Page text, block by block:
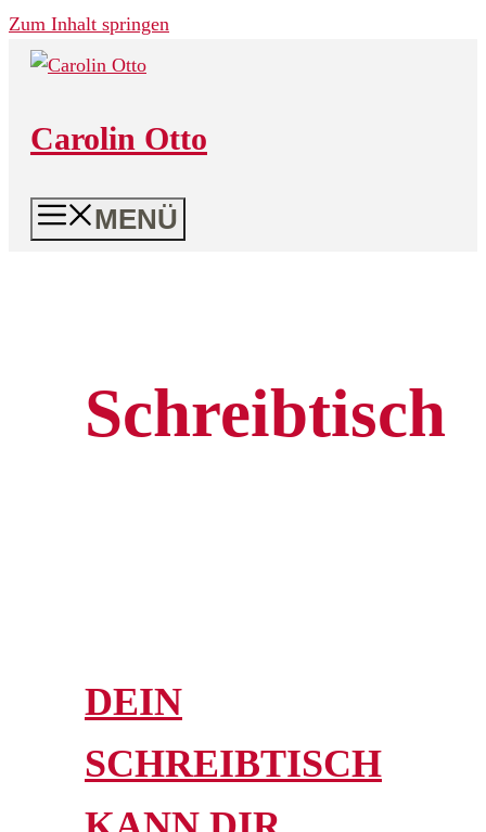
Zum Inhalt springen
Carolin Otto
MENÜ
Schreibtisch
DEIN
SCHREIBTISCH